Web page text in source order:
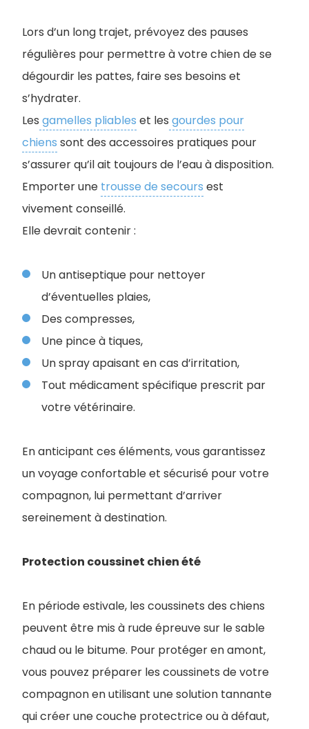
Lors d’un long trajet, prévoyez des pauses
régulières pour permettre à votre chien de se
dégourdir les pattes, faire ses besoins et
s’hydrater.
Les gamelles pliables et les gourdes pour
chiens sont des accessoires pratiques pour
s’assurer qu’il ait toujours de l’eau à disposition.
Emporter une trousse de secours est
vivement conseillé.
Elle devrait contenir :
Un antiseptique pour nettoyer
d’éventuelles plaies,
Des compresses,
Une pince à tiques,
Un spray apaisant en cas d’irritation,
Tout médicament spécifique prescrit par
votre vétérinaire.
En anticipant ces éléments, vous garantissez
un voyage confortable et sécurisé pour votre
compagnon, lui permettant d’arriver
sereinement à destination.
Protection coussinet chien été
En période estivale, les coussinets des chiens
peuvent être mis à rude épreuve sur le sable
chaud ou le bitume. Pour protéger en amont,
vous pouvez préparer les coussinets de votre
compagnon en utilisant une solution tannante
qui créer une couche protectrice ou à défaut,